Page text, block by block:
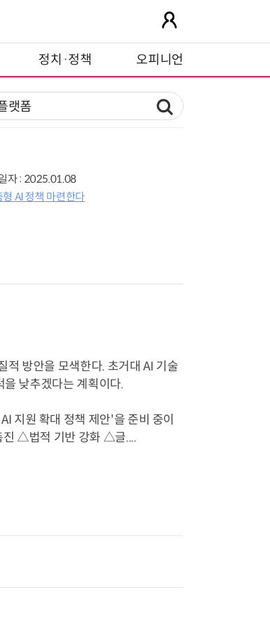
정치·정책 오피니언
자 : 2025.01.08
AI 정책 마련한다
적 방안을 모색한다. 초거대 AI 기술
을 낮추겠다는 계획이다.
지원 확대 정책 제안'을 준비 중이
진 △법적 기반 강화 △글....